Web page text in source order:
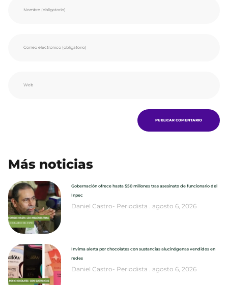
Más noticias
Gobernación ofrece hasta $50 millones tras asesinato de funcionario del
Inpec
Daniel Castro- Periodista agosto 6, 2026
Invima alerta por chocolates con sustancias alucinógenas vendidos en
redes
Daniel Castro- Periodista agosto 6, 2026